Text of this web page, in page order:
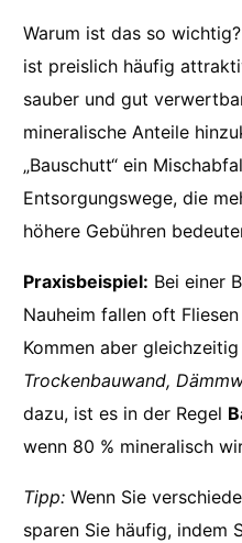
Warum ist das so
ist preislich häufig
sauber und gut
mineralische Anteile
„Bauschutt“ ein
Entsorgungswege, die
höhere Gebühren
Praxisbeispiel: Bei einer
Nauheim fallen oft
Kommen aber gleichzeitig
Trockenbauwand,
dazu, ist es in der Regel
wenn 80 % mineralisch
Tipp: Wenn Sie
sparen Sie häufig, indem